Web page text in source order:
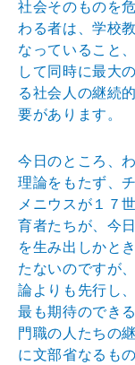
社会そのものを
わる者は、学校
なっていること
して同時に最大
る社会人の継続
要があります。
今日のところ、
理論をもたず、
メニウスが１７
育者たちが、今
を生み出しかと
たないのですが
論よりも先行し
最も期待のでき
門職の人たちの
に文部省なるも